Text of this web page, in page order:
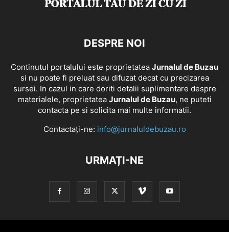
DESPRE NOI
Continutul portalului este proprietatea Jurnalul de Buzau
si nu poate fi preluat sau difuzat decat cu precizarea
sursei. In cazul in care doriti detalii suplimentare despre
materialele, proprietatea Jurnalul de Buzau, ne puteti
contacta pe si solicita mai multe informatii.
Contactați-ne: info@jurnaluldebuzau.ro
URMAȚI-NE